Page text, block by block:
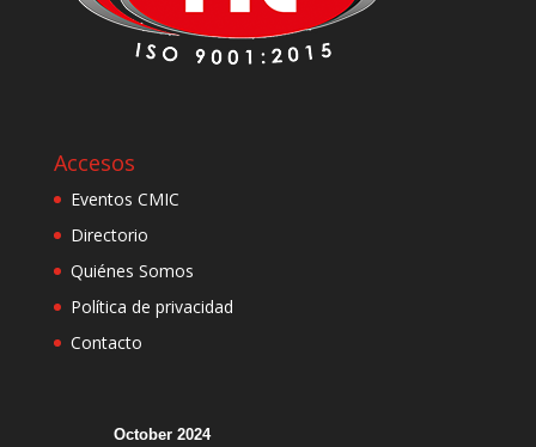
Accesos
Eventos CMIC
Directorio
Quiénes Somos
Política de privacidad
Contacto
October 2024